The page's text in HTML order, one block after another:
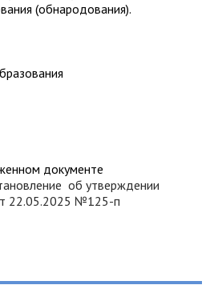
(обнародования).
образования
документе
об утверждении
22.05.2025 №125-п